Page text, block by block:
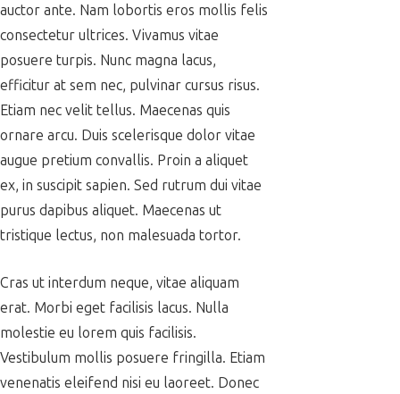
auctor ante. Nam lobortis eros mollis felis
consectetur ultrices. Vivamus vitae
posuere turpis. Nunc magna lacus,
efficitur at sem nec, pulvinar cursus risus.
Etiam nec velit tellus. Maecenas quis
ornare arcu. Duis scelerisque dolor vitae
augue pretium convallis. Proin a aliquet
ex, in suscipit sapien. Sed rutrum dui vitae
purus dapibus aliquet. Maecenas ut
tristique lectus, non malesuada tortor.
Cras ut interdum neque, vitae aliquam
erat. Morbi eget facilisis lacus. Nulla
molestie eu lorem quis facilisis.
Vestibulum mollis posuere fringilla. Etiam
venenatis eleifend nisi eu laoreet. Donec